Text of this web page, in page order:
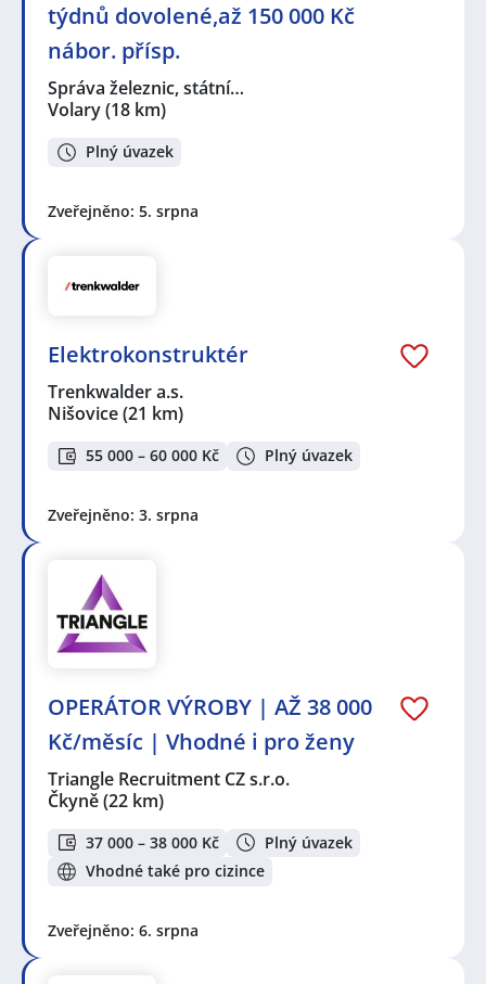
týdnů dovolené,až 150 000 Kč
nábor. přísp.
Správa železnic, státní…
Volary(18 km)
Plný úvazek
Zveřejněno: 5. srpna
Elektrokonstruktér
Trenkwalder a.s.
Nišovice(21 km)
55 000 – 60 000 Kč Plný úvazek
Zveřejněno: 3. srpna
OPERÁTOR VÝROBY | AŽ 38 000
Kč/měsíc | Vhodné i pro ženy
Triangle Recruitment CZ s.r.o.
Čkyně(22 km)
37 000 – 38 000 Kč
Plný úvazek
Vhodné také pro cizince
Zveřejněno: 6. srpna